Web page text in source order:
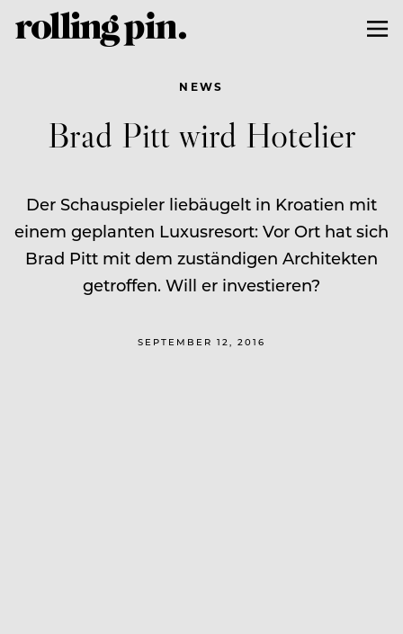
NEWS
Brad Pitt wird Hotelier
Der Schauspieler liebäugelt in Kroatien mit
einem geplanten Luxusresort: Vor Ort hat sich
Brad Pitt mit dem zuständigen Architekten
getroffen. Will er investieren?
SEPTEMBER 12, 2016